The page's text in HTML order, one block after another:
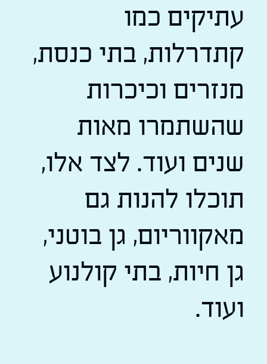
עתיקים כמו
קתדרלות, בתי כנסת,
מנזרים וכיכרות
שהשתמרו מאות
שנים ועוד. לצד אלו,
תוכלו להנות גם
מאקווריום, גן בוטני,
גן חיות, בתי קולנוע
ועוד.